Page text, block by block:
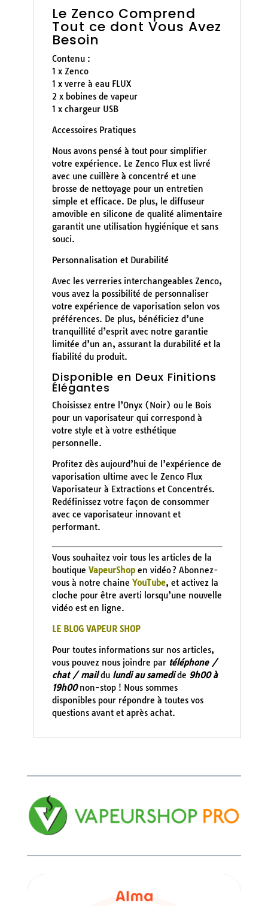
Le Zenco Comprend
Tout ce dont Vous Avez
Besoin
Contenu :
1 x Zenco
1 x verre à eau FLUX
2 x bobines de vapeur
1 x chargeur USB
Accessoires Pratiques
Nous avons pensé à tout pour simplifier
votre expérience. Le Zenco Flux est livré
avec une cuillère à concentré et une
brosse de nettoyage pour un entretien
simple et efficace. De plus, le diffuseur
amovible en silicone de qualité alimentaire
garantit une utilisation hygiénique et sans
souci.
Personnalisation et Durabilité
Avec les verreries interchangeables Zenco,
vous avez la possibilité de personnaliser
votre expérience de vaporisation selon vos
préférences. De plus, bénéficiez d’une
tranquillité d’esprit avec notre garantie
limitée d’un an, assurant la durabilité et la
fiabilité du produit.
Disponible en Deux Finitions
Élégantes
Choisissez entre l’Onyx (Noir) ou le Bois
pour un vaporisateur qui correspond à
votre style et à votre esthétique
personnelle.
Profitez dès aujourd’hui de l’expérience de
vaporisation ultime avec le Zenco Flux
Vaporisateur à Extractions et Concentrés.
Redéfinissez votre façon de consommer
avec ce vaporisateur innovant et
performant.
Vous souhaitez voir tous les articles de la
boutique VapeurShopen vidéo ? Abonnez-
vous à notre chaine YouTube, et activez la
cloche pour être averti lorsqu’une nouvelle
vidéo est en ligne.
LE BLOG VAPEUR SHOP
Pour toutes informations sur nos articles,
vous pouvez nous joindre par téléphone /
chat / maildu lundi au samedide 9h00 à
19h00non-stop ! Nous sommes
disponibles pour répondre à toutes vos
questions avant et après achat.